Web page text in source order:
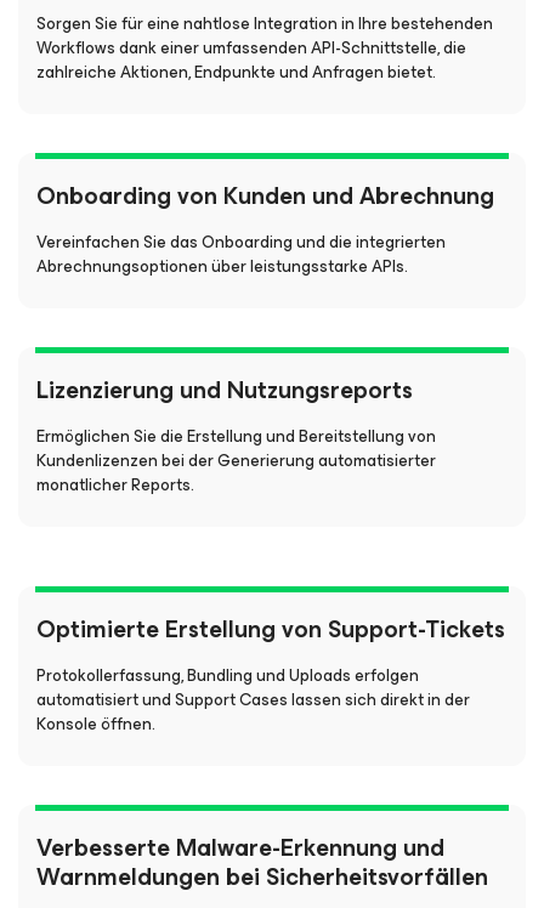
Sorgen Sie für eine nahtlose Integration in Ihre bestehenden
Workflows dank einer umfassenden API-Schnittstelle, die
zahlreiche Aktionen, Endpunkte und Anfragen bietet.
Onboarding von Kunden und Abrechnung
Vereinfachen Sie das Onboarding und die integrierten
Abrechnungsoptionen über leistungsstarke APIs.
Lizenzierung und Nutzungsreports
Ermöglichen Sie die Erstellung und Bereitstellung von
Kundenlizenzen bei der Generierung automatisierter
monatlicher Reports.
Optimierte Erstellung von Support-Tickets
Protokollerfassung, Bundling und Uploads erfolgen
automatisiert und Support Cases lassen sich direkt in der
Konsole öffnen.
Verbesserte Malware-Erkennung und
Warnmeldungen bei Sicherheitsvorfällen